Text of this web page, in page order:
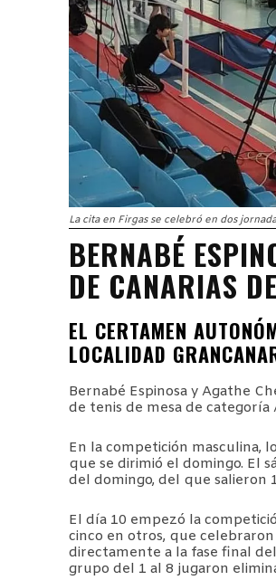
La cita en Firgas se celebró en dos
BERNABÉ
DE CANARIAS
EL CERTAMEN
LOCALIDAD
Bernabé Espinosa y Agathe
de tenis de mesa de
En la competición masculina,
que se dirimió el domingo. El
del domingo, del que salieron
El día 10 empezó la
cinco en otros, que
directamente a la fase final
grupo del 1 al 8 jugaron